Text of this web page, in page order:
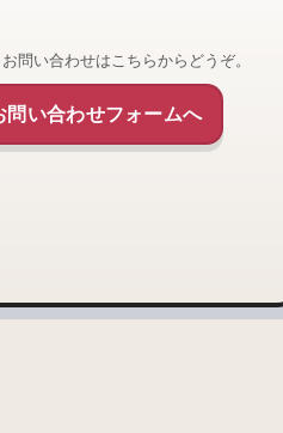
問い合わせはこちらからどうぞ。
問い合わせフォームへ